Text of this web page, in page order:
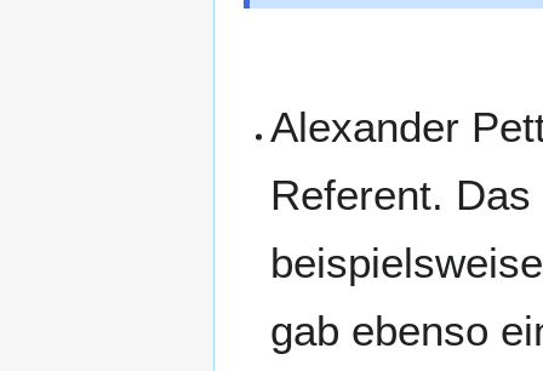
Alexander
Referent.
gab ebenso